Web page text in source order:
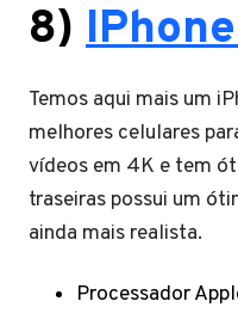
8)
Temos aqui mais um
melhores celulares
vídeos em 4K e tem
traseiras possui um
ainda mais realista.
Processador